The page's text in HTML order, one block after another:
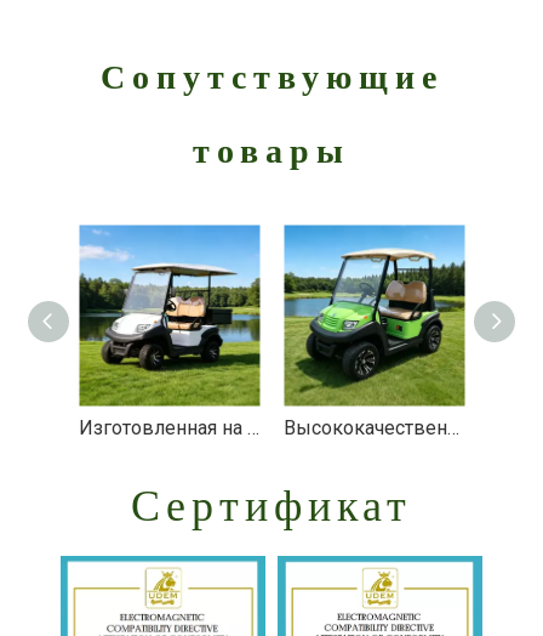
Сопутствующие
товары
Изготовленная на заказ универсальная тележка для гольфа с коробкой - EG202AH Высококачественная 2-местная мини-тележка для гольфа с электрической аккумуляторной батареей - EG202AK
Сертификат